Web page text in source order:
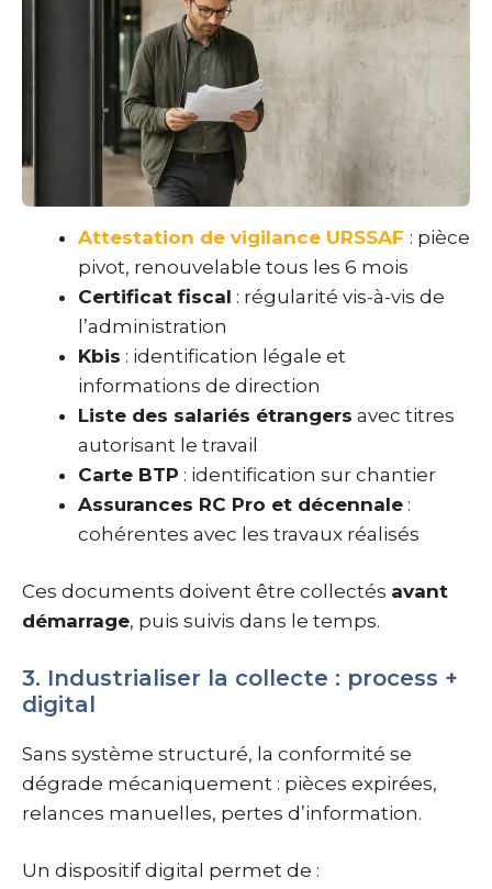
Attestation de vigilance URSSAF : pièce
pivot, renouvelable tous les 6 mois
Certificat fiscal : régularité vis-à-vis de
l’administration
Kbis : identification légale et
informations de direction
Liste des salariés étrangers avec titres
autorisant le travail
Carte BTP : identification sur chantier
Assurances RC Pro et décennale :
cohérentes avec les travaux réalisés
Ces documents doivent être collectés avant
démarrage, puis suivis dans le temps.
3. Industrialiser la collecte : process +
digital
Sans système structuré, la conformité se
dégrade mécaniquement : pièces expirées,
relances manuelles, pertes d’information.
Un dispositif digital permet de :